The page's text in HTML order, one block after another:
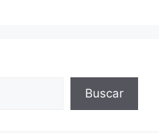
Buscar